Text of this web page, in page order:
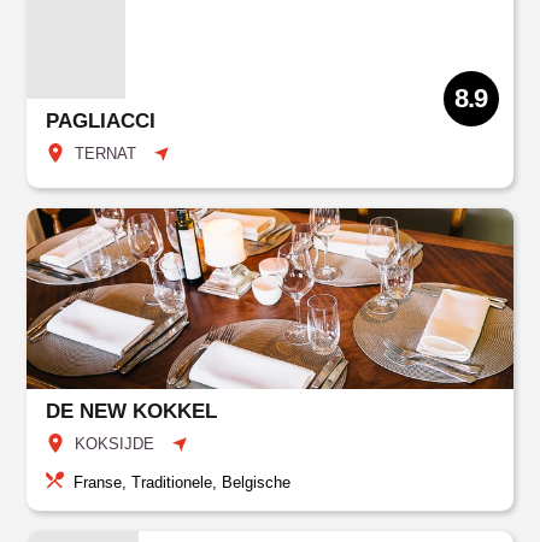
PAGLIACCI
TERNAT
8.9
DE NEW KOKKEL
KOKSIJDE
Franse, Traditionele, Belgische